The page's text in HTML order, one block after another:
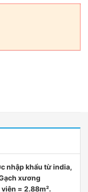
nhập khẩu từ india,
xương
= 2.88m².